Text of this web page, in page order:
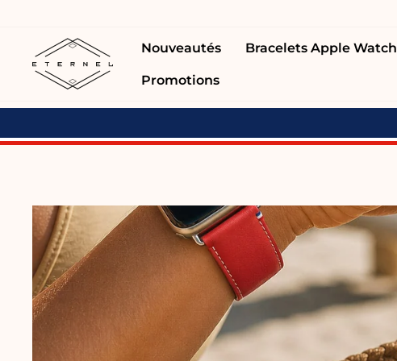
contenu
Nouveautés Bracelets Apple Watch
Promotions